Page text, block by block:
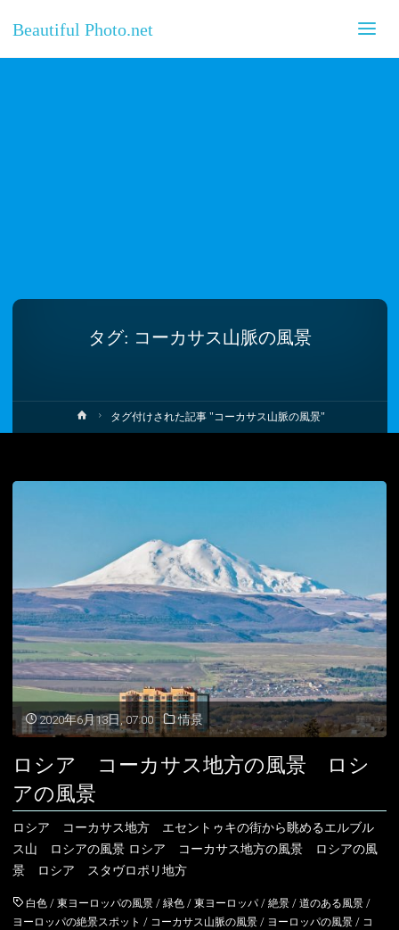
Beautiful Photo.net
タグ: コーカサス山脈の風景
ホ
ー
タグ付けされた記事 "コーカサス山脈の風景"
2020年6月13日, 07:00 情景
ロシア コーカサス地方の風景 ロシ
アの風景
ロシア コーカサス地方 エセントゥキの街から眺めるエルブル
ス山 ロシアの風景 ロシア コーカサス地方の風景 ロシアの風
景 ロシア スタヴロポリ地方
白色 /東ヨーロッパの風景 /緑色 /東ヨーロッパ/絶景 /道のある風景 /
ヨーロッパの絶景スポット / コーカサス山脈の風景 / ヨーロッパの風景 / コ